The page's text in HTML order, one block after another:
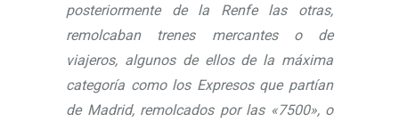
posteriormente de la Renfe las otras,
remolcaban trenes mercantes o de
viajeros, algunos de ellos de la máxima
categoría como los Expresos que partían
de Madrid, remolcados por las «7500», o